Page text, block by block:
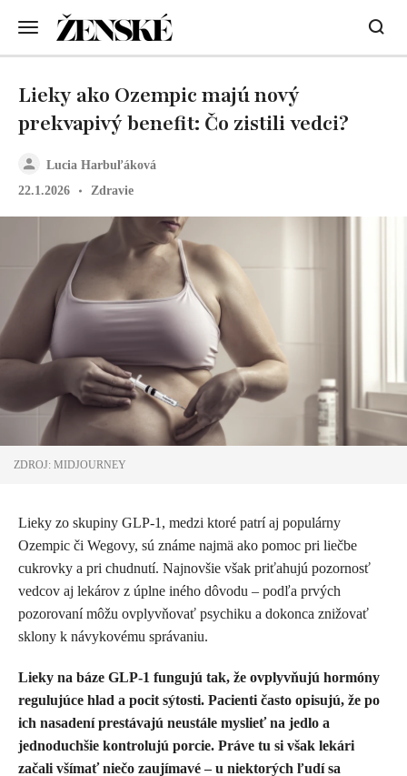
Lucia Harbuľáková
22.1.2026
Zdravie
Lieky ako Ozempic majú nový
prekvapivý benefit: Čo zistili vedci?
ZDROJ: MIDJOURNEY
Lieky zo skupiny GLP-1, medzi ktoré patrí aj populárny
Ozempic či Wegovy, sú známe najmä ako pomoc pri liečbe
cukrovky a pri chudnutí. Najnovšie však priťahujú pozornosť
vedcov aj lekárov z úplne iného dôvodu – podľa prvých
pozorovaní môžu ovplyvňovať psychiku a dokonca znižovať
sklony k návykovému správaniu.
Lieky na báze GLP-1 fungujú tak, že ovplyvňujú hormóny
regulujúce hlad a pocit sýtosti. Pacienti často opisujú, že po
ich nasadení prestávajú neustále myslieť na jedlo a
jednoduchšie kontrolujú porcie. Práve tu si však lekári
začali všímať niečo zaujímavé – u niektorých ľudí sa